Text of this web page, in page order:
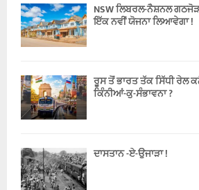
NSW ਲਿਬਰਲ-ਨੈਸ਼ਨਲ
ਇੱਕ ਨਵੀਂ ਯੋਜਨਾ ਲਿਆਵੇਗਾ !
ਰੂਸ ਤੋਂ ਭਾਰਤ ਤੱਕ ਸਿੱਧੀ ਰੇਲ
ਕਿੰਨੀਆਂ-ਕੁ-ਸੰਭਾਵਨਾ ?
ਦਾਸਤਾਨ -ਏ-ਉਜਾੜਾ !